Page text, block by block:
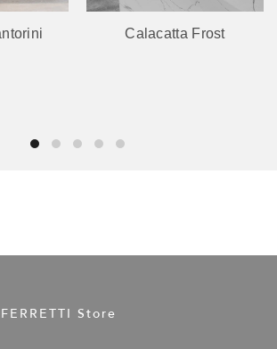
Calacatta Frost
Store